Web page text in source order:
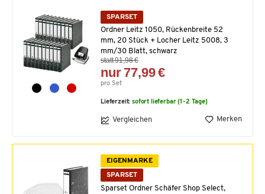
SPARSET
Ordner Leitz 1050, Rückenbreite 52
mm, 20 Stück + Locher Leitz 5008, 3
mm/30 Blatt, schwarz
statt 91,98 €
nur 77,99 €
pro Set
Lieferzeit:sofort lieferbar (1-2 Tage)
Vergleichen Merken
EIGENMARKE
SPARSET
Sparset Ordner Schäfer Shop Select,